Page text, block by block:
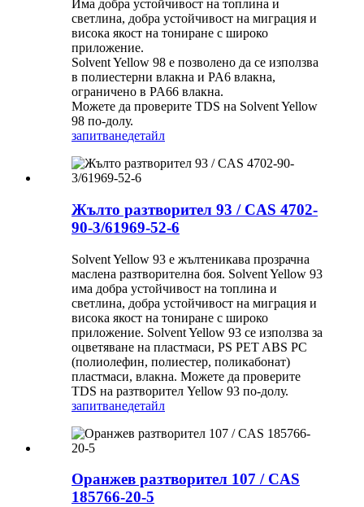
Има добра устойчивост на топлина и
светлина, добра устойчивост на миграция и
висока якост на тониране с широко
приложение.
Solvent Yellow 98 е позволено да се използва
в полиестерни влакна и PA6 влакна,
ограничено в PA66 влакна.
Можете да проверите TDS на Solvent Yellow
98 по-долу.
запитванедетайл
Жълто разтворител 93 / CAS 4702-
90-3/61969-52-6
Solvent Yellow 93 е жълтеникава прозрачна
маслена разтворителна боя. Solvent Yellow 93
има добра устойчивост на топлина и
светлина, добра устойчивост на миграция и
висока якост на тониране с широко
приложение. Solvent Yellow 93 се използва за
оцветяване на пластмаси, PS PET ABS PC
(полиолефин, полиестер, поликабонат)
пластмаси, влакна. Можете да проверите
TDS на разтворител Yellow 93 по-долу.
запитванедетайл
Оранжев разтворител 107 / CAS
185766-20-5